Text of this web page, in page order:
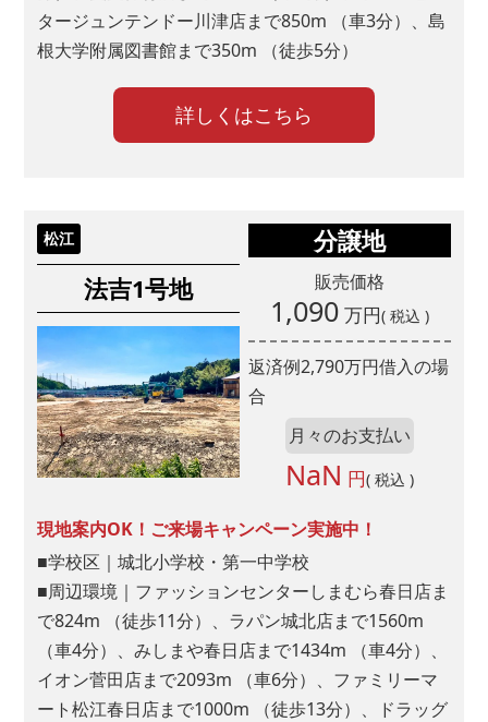
タージュンテンドー川津店まで850m （車3分）、島
根大学附属図書館まで350m （徒歩5分）
詳しくはこちら
松江
法吉1号地
分譲地
販売価格
1,090万円( 税込 )
返済例2,790万円借入の場
合
月々のお支払い
NaN 円( 税込 )
現地案内OK！ご来場キャンペーン実施中！
■学校区｜城北小学校・第一中学校
■周辺環境｜ファッションセンターしまむら春日店ま
で824m （徒歩11分）、ラパン城北店まで1560m
（車4分）、みしまや春日店まで1434m （車4分）、
イオン菅田店まで2093m （車6分）、ファミリーマ
ート松江春日店まで1000m （徒歩13分）、ドラッグ